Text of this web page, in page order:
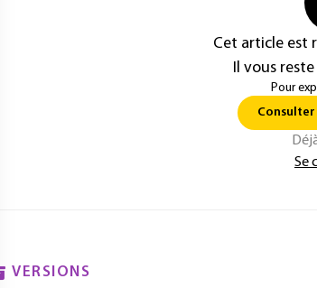
Cet article est
Il vous
Pour
Se
VERSIONS